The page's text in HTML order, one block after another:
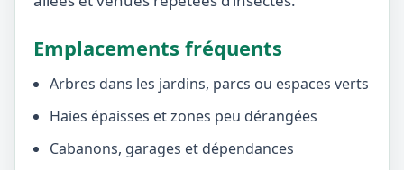
Emplacements fréquents
Arbres dans les jardins, parcs ou espaces verts
Haies épaisses et zones peu dérangées
Cabanons, garages et dépendances